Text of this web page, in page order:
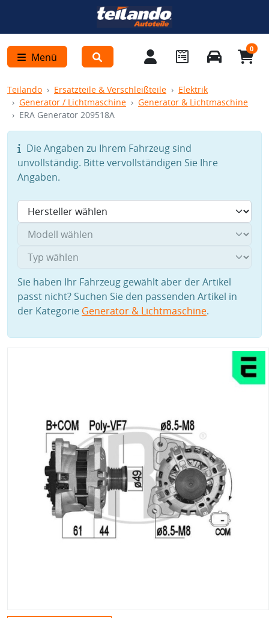
Menü
0
Teilando Ersatzteile & Verschleißteile
Elektrik
Generator / Lichtmaschine
Generator & Lichtmaschine
ERA Generator 209518A
Die Angaben zu Ihrem Fahrzeug sind
unvollständig. Bitte vervollständigen Sie Ihre
Angaben.
Sie haben Ihr Fahrzeug gewählt aber der Artikel
passt nicht? Suchen Sie den passenden Artikel in
der Kategorie Generator & Lichtmaschine.